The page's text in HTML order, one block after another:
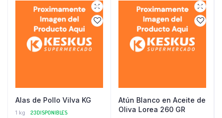
Alas de Pollo Vilva KG
1 kg 23 DISPONIBLES
Atún Blanco en Aceite de
Oliva Lorea 260 GR